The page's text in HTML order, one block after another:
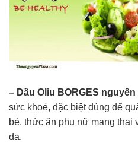
– Dầu Oliu BORGES
sức khoẻ, đặc biệt dùng để
bé, thức ăn phụ nữ mang thai
da.​